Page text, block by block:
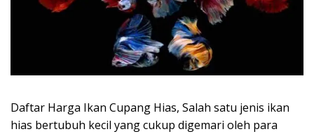
Daftar Harga Ikan Cupang Hias, Salah satu jenis ikan
hias bertubuh kecil yang cukup digemari oleh para